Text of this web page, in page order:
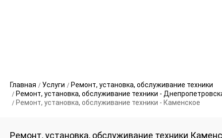
Главная Услуги
Ремонт, установка, обслуживание техники
Ремонт, установка, обслуживание техники -
Ремонт, установка, обслуживание техники - Каменское
Ремонт, установка, обслуживание техники